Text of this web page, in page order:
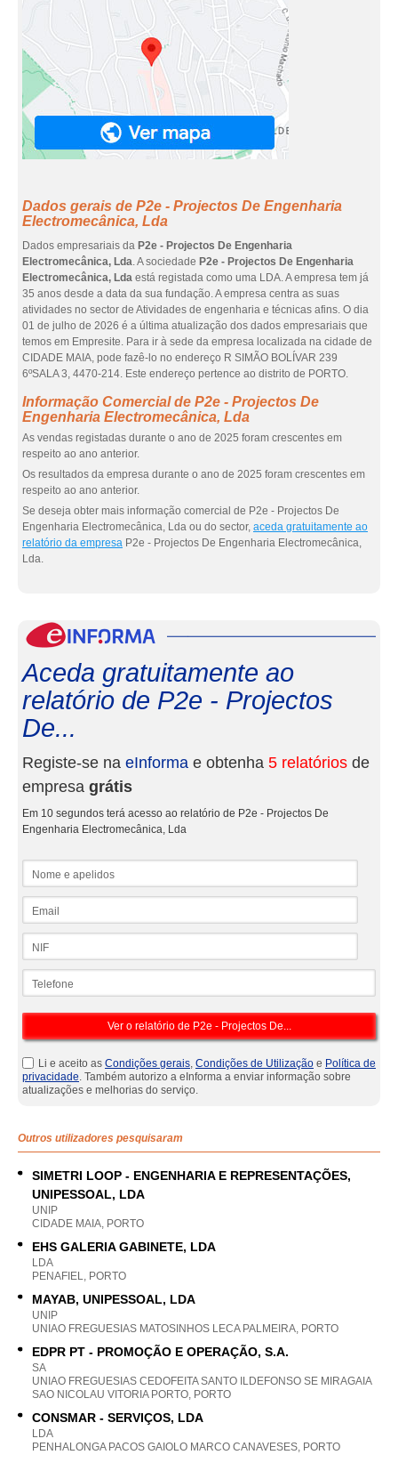
Dados gerais de P2e - Projectos De Engenharia
Electromecânica, Lda
Dados empresariais da P2e - Projectos De Engenharia
Electromecânica, Lda. A sociedade P2e - Projectos De Engenharia
Electromecânica, Lda está registada como uma LDA. A empresa tem já
35 anos desde a data da sua fundação. A empresa centra as suas
atividades no sector de Atividades de engenharia e técnicas afins. O dia
01 de julho de 2026 é a última atualização dos dados empresariais que
temos em Empresite. Para ir à sede da empresa localizada na cidade de
CIDADE MAIA, pode fazê-lo no endereço R SIMÃO BOLÍVAR 239
6ºSALA 3, 4470-214. Este endereço pertence ao distrito de PORTO.
Informação Comercial de P2e - Projectos De
Engenharia Electromecânica, Lda
As vendas registadas durante o ano de 2025 foram crescentes em
respeito ao ano anterior.
Os resultados da empresa durante o ano de 2025 foram crescentes em
respeito ao ano anterior.
Se deseja obter mais informação comercial de P2e - Projectos De
Engenharia Electromecânica, Lda ou do sector, aceda gratuitamente ao
relatório da empresa P2e - Projectos De Engenharia Electromecânica,
Lda.
Aceda gratuitamente ao
relatório de P2e - Projectos
De...
Registe-se na eInforma e obtenha 5 relatórios de
empresa grátis
Em 10 segundos terá acesso ao relatório de P2e - Projectos De
Engenharia Electromecânica, Lda
Li e aceito as Condições gerais, Condições de Utilização e Política de
privacidade. Também autorizo a eInforma a enviar informação sobre
atualizações e melhorias do serviço.
Outros utilizadores pesquisaram
SIMETRI LOOP - ENGENHARIA E REPRESENTAÇÕES,
UNIPESSOAL, LDA
UNIP
CIDADE MAIA, PORTO
EHS GALERIA GABINETE, LDA
LDA
PENAFIEL, PORTO
MAYAB, UNIPESSOAL, LDA
UNIP
UNIAO FREGUESIAS MATOSINHOS LECA PALMEIRA, PORTO
EDPR PT - PROMOÇÃO E OPERAÇÃO, S.A.
SA
UNIAO FREGUESIAS CEDOFEITA SANTO ILDEFONSO SE MIRAGAIA
SAO NICOLAU VITORIA PORTO, PORTO
CONSMAR - SERVIÇOS, LDA
LDA
PENHALONGA PACOS GAIOLO MARCO CANAVESES, PORTO